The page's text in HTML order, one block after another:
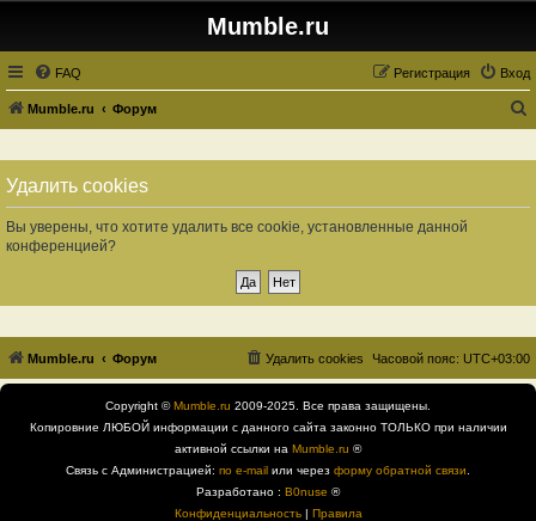
Mumble.ru
FAQ Вход
Регистрация
Mumble.ru Форум
и
Удалить cookies
Вы уверены, что хотите удалить все cookie, установленные данной
конференцией?
Mumble.ru Форум Часовой пояс: UTC+03:00
Удалить cookies
Copyright ©Mumble.ru 2009-2025. Все права защищены.
Копировние ЛЮБОЙ информации с данного сайта законно ТОЛЬКО при наличии
активной ссылки на Mumble.ru ®
Связь с Администрацией: по e-mail или через форму обратной связи
Разработано : B0nuse ®
Конфиденциальность| Правила